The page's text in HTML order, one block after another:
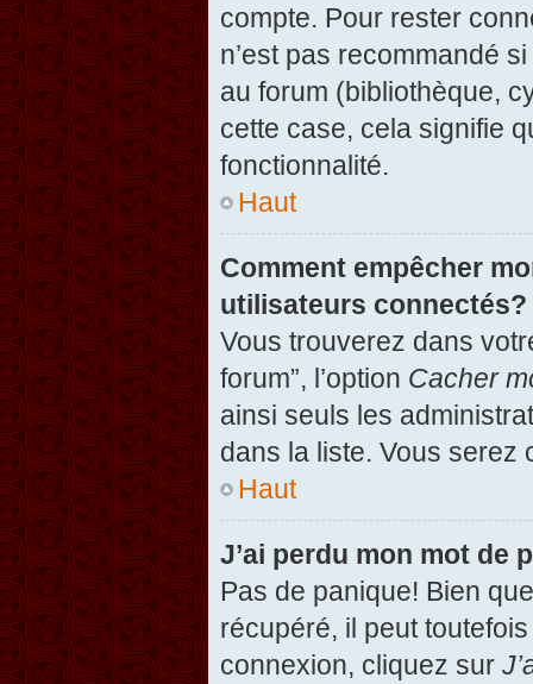
compte. Pour rester
n’est pas recommandé
au forum (bibliothèque,
cette case, cela signifie
fonctionnalité.
Haut
Comment empêcher
utilisateurs connectés?
Vous trouverez dans
forum”, l’option Cacher
ainsi seuls les
dans la liste. Vous serez
Haut
J’ai perdu mon mot de
Pas de panique! Bien
récupéré, il peut
connexion, cliquez sur